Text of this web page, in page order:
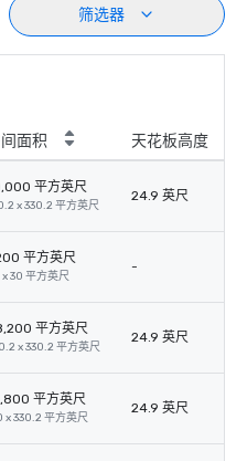
筛选器
面积 天花板高度
平方英尺
x 330.2 平方英尺
24.9 英尺
平方英尺
30 平方英尺
-
平方英尺
x 330.2 平方英尺
24.9 英尺
平方英尺
x 330.2 平方英尺
24.9 英尺